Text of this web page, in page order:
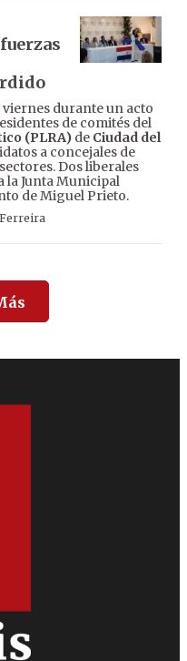
durante un acto
de comités del
(PLRA) de Ciudad del
a concejales de
Dos liberales
la Junta Municipal
de Miguel Prieto.